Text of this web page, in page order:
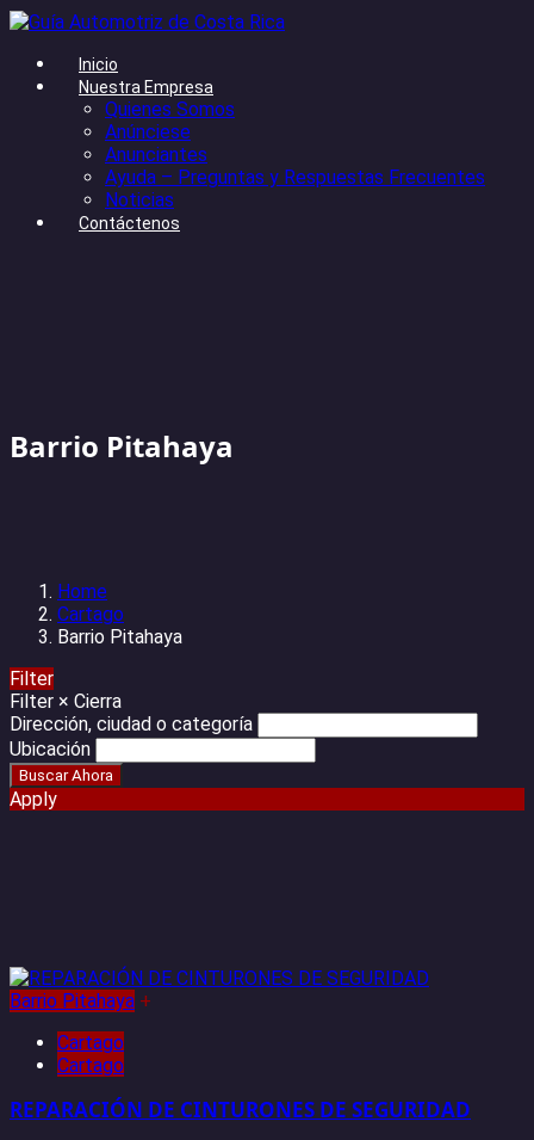
Inicio
Nuestra Empresa
Quienes Somos
Anúnciese
Anunciantes
Ayuda – Preguntas y Respuestas Frecuentes
Noticias
Contáctenos
Barrio Pitahaya
Home
Cartago
Barrio Pitahaya
Filter
Filter × Cierra
Dirección, ciudad o categoría
Ubicación
Apply
Barrio Pitahaya +
Cartago
Cartago
REPARACIÓN DE CINTURONES DE SEGURIDAD